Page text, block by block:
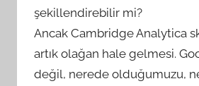
şekillendirebilir mi?
Ancak Cambridge Analytica
artık olağan hale gelmesi.
değil, nerede olduğumuzu,